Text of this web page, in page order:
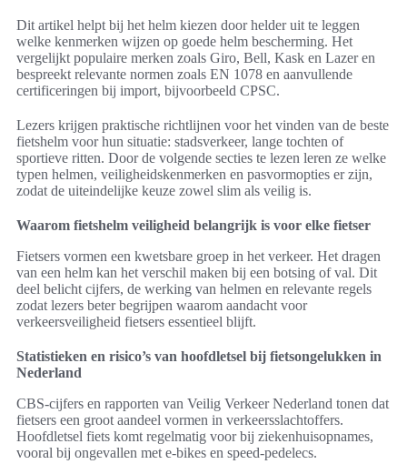
Dit artikel helpt bij het helm kiezen door helder uit te leggen
welke kenmerken wijzen op goede helm bescherming. Het
vergelijkt populaire merken zoals Giro, Bell, Kask en Lazer en
bespreekt relevante normen zoals EN 1078 en aanvullende
certificeringen bij import, bijvoorbeeld CPSC.
Lezers krijgen praktische richtlijnen voor het vinden van de beste
fietshelm voor hun situatie: stadsverkeer, lange tochten of
sportieve ritten. Door de volgende secties te lezen leren ze welke
typen helmen, veiligheidskenmerken en pasvormopties er zijn,
zodat de uiteindelijke keuze zowel slim als veilig is.
Waarom fietshelm veiligheid belangrijk is voor elke fietser
Fietsers vormen een kwetsbare groep in het verkeer. Het dragen
van een helm kan het verschil maken bij een botsing of val. Dit
deel belicht cijfers, de werking van helmen en relevante regels
zodat lezers beter begrijpen waarom aandacht voor
verkeersveiligheid fietsers essentieel blijft.
Statistieken en risico’s van hoofdletsel bij fietsongelukken in
Nederland
CBS-cijfers en rapporten van Veilig Verkeer Nederland tonen dat
fietsers een groot aandeel vormen in verkeersslachtoffers.
Hoofdletsel fiets komt regelmatig voor bij ziekenhuisopnames,
vooral bij ongevallen met e-bikes en speed-pedelecs.